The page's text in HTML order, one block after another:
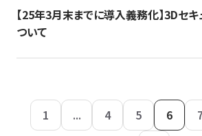
【25年3月末までに導入義務化】3Dセ
ついて
1 ... 4 5 6